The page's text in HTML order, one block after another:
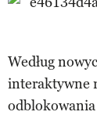
Według
interaktywne
odblokowania